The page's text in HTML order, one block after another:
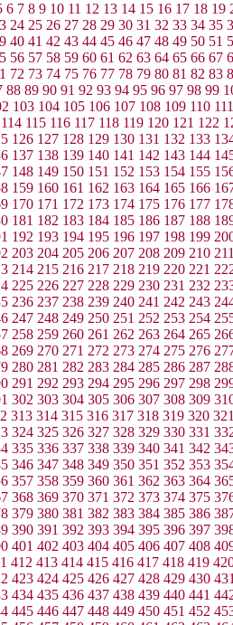
6 7 8 9 10 11 12 13 14 15 16 17 18 19
24 25 26 27 28 29 30 31 32 33 34 35
40 41 42 43 44 45 46 47 48 49 50 51
56 57 58 59 60 61 62 63 64 65 66 67
72 73 74 75 76 77 78 79 80 81 82 83
88 89 90 91 92 93 94 95 96 97 98 99
103 104 105 106 107 108 109 110 111
114 115 116 117 118 119 120 121 122
126 127 128 129 130 131 132 133
137 138 139 140 141 142 143 144
148 149 150 151 152 153 154 155
159 160 161 162 163 164 165 166
170 171 172 173 174 175 176 177
181 182 183 184 185 186 187 188
192 193 194 195 196 197 198 199
203 204 205 206 207 208 209 210
214 215 216 217 218 219 220 221
225 226 227 228 229 230 231 232
236 237 238 239 240 241 242 243
247 248 249 250 251 252 253 254
258 259 260 261 262 263 264 265
269 270 271 272 273 274 275 276
280 281 282 283 284 285 286 287
291 292 293 294 295 296 297 298
302 303 304 305 306 307 308 309
313 314 315 316 317 318 319 320
324 325 326 327 328 329 330 331
335 336 337 338 339 340 341 342
346 347 348 349 350 351 352 353
357 358 359 360 361 362 363 364
368 369 370 371 372 373 374 375
379 380 381 382 383 384 385 386
390 391 392 393 394 395 396 397
401 402 403 404 405 406 407 408
412 413 414 415 416 417 418 419
423 424 425 426 427 428 429 430
434 435 436 437 438 439 440 441
445 446 447 448 449 450 451 452